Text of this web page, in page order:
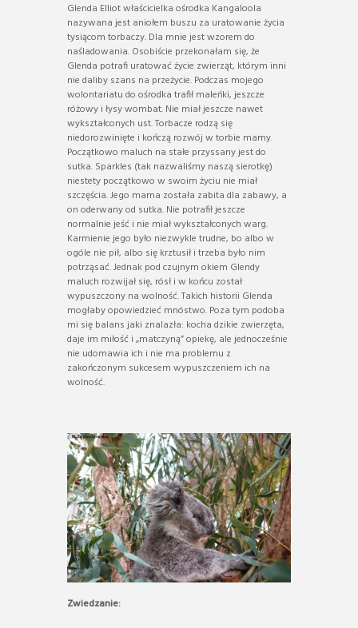
Glenda Elliot właścicielka ośrodka Kangaloola
nazywana jest aniołem buszu za uratowanie życia
tysiącom torbaczy. Dla mnie jest wzorem do
naśladowania. Osobiście przekonałam się, że
Glenda potrafi uratować życie zwierząt, którym inni
nie daliby szans na przeżycie. Podczas mojego
wolontariatu do ośrodka trafił maleńki, jeszcze
różowy i łysy wombat. Nie miał jeszcze nawet
wykształconych ust. Torbacze rodzą się
niedorozwinięte i kończą rozwój w torbie mamy.
Początkowo maluch na stałe przyssany jest do
sutka. Sparkles (tak nazwaliśmy naszą sierotkę)
niestety początkowo w swoim życiu nie miał
szczęścia. Jego mama została zabita dla zabawy, a
on oderwany od sutka. Nie potrafił jeszcze
normalnie jeść i nie miał wykształconych warg.
Karmienie jego było niezwykle trudne, bo albo w
ogóle nie pił, albo się krztusił i trzeba było nim
potrząsać. Jednak pod czujnym okiem Glendy
maluch rozwijał się, rósł i w końcu został
wypuszczony na wolność. Takich historii Glenda
mogłaby opowiedzieć mnóstwo. Poza tym podoba
mi się balans jaki znalazła: kocha dzikie zwierzęta,
daje im miłość i „matczyną” opiekę, ale jednocześnie
nie udomawia ich i nie ma problemu z
zakończonym sukcesem wypuszczeniem ich na
wolność.
Zwiedzanie: